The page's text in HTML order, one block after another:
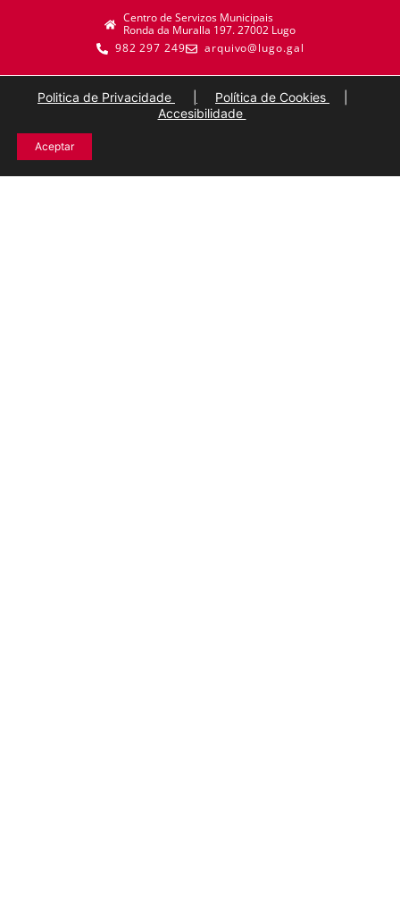
Centro de Servizos Municipais
Ronda da Muralla 197. 27002 Lugo
982 297 249
arquivo@lugo.gal
Politica de Privacidade Política de Cookies
Accesibilidade
Aceptar